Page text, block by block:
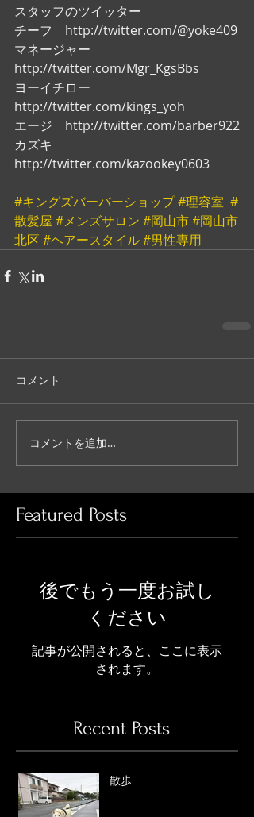
スタッフのツイッター
チーフ　http://twitter.com/@yoke409
マネージャー
http://twitter.com/Mgr_KgsBbs
ヨーイチロー
http://twitter.com/kings_yoh
エージ　http://twitter.com/barber922
カズキ
http://twitter.com/kazookey0603
#キングズバーバーショップ#理容室 #
散髪屋 #メンズサロン #岡山市#岡山市
北区 #ヘアースタイル#男性専用
コメント
コメントを追加…
Featured Posts
後でもう一度お試し
ください
記事が公開されると、ここに表示
されます。
Recent Posts
散歩